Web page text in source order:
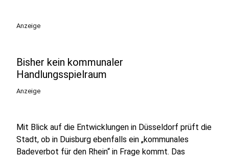
Anzeige
Bisher kein kommunaler
Handlungsspielraum
Anzeige
Mit Blick auf die Entwicklungen in Düsseldorf prüft die
Stadt, ob in Duisburg ebenfalls ein „kommunales
Badeverbot für den Rhein“ in Frage kommt. Das